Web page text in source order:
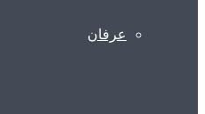
عرفان